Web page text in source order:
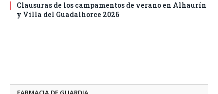
Clausuras de los campamentos de verano en Alhaurín
y Villa del Guadalhorce 2026